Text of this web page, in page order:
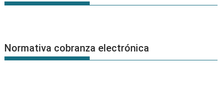
Normativa cobranza electrónica